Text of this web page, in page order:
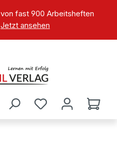
fast 900 Arbeitsheften
Jetzt ansehen